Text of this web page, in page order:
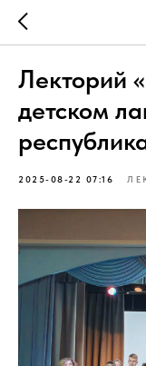
Лекторий
детском
2025-08-22 07:16